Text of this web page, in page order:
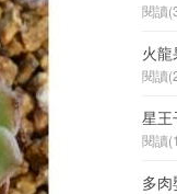
閱讀
火
閱讀
星王
閱讀
多